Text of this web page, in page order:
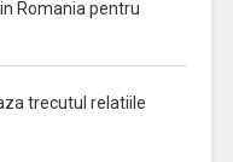
Romania pentru
trecutul relatiile